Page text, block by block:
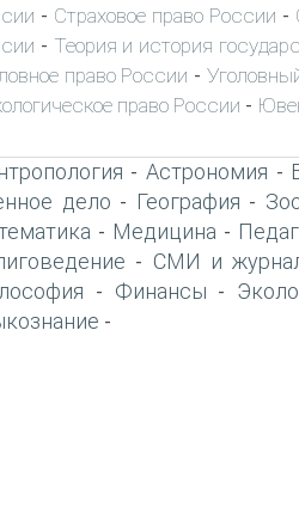
- Страховое право России -
- Теория и история
право России -
право России -
-Астрономия -
дело - География -
- Медицина -
- СМИ и
- Финансы -
-